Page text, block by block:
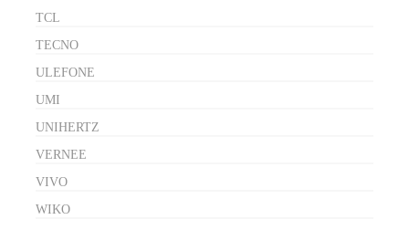
TCL
TECNO
ULEFONE
UMI
UNIHERTZ
VERNEE
VIVO
WIKO